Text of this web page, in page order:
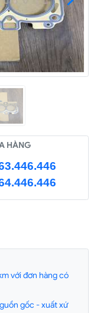
HÀNG
với đơn hàng có
gốc - xuất xứ